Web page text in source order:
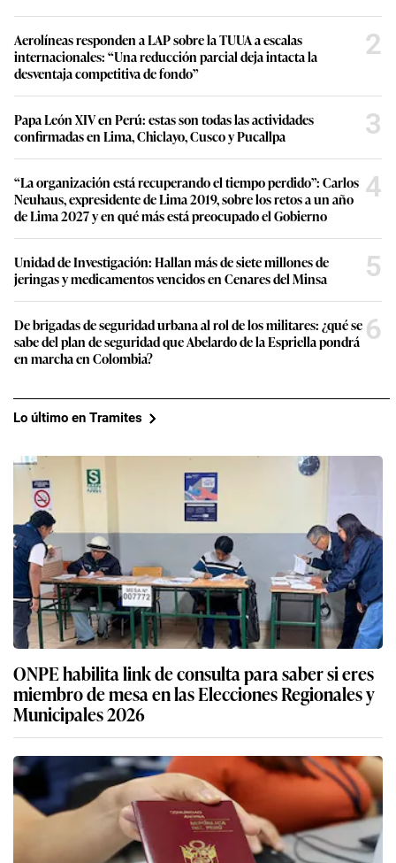
Aerolíneas responden a LAP sobre la TUUA a escalas
internacionales: “Una reducción parcial deja intacta la
desventaja competitiva de fondo”
2
Papa León XIV en Perú: estas son todas las actividades
confirmadas en Lima, Chiclayo, Cusco y Pucallpa
3
“La organización está recuperando el tiempo perdido”: Carlos
Neuhaus, expresidente de Lima 2019, sobre los retos a un año
de Lima 2027 y en qué más está preocupado el Gobierno
4
Unidad de Investigación: Hallan más de siete millones de
jeringas y medicamentos vencidos en Cenares del Minsa
5
De brigadas de seguridad urbana al rol de los militares: ¿qué se
sabe del plan de seguridad que Abelardo de la Espriella pondrá
en marcha en Colombia?
6
Lo último en Tramites
ONPE habilita link de consulta para saber si eres
miembro de mesa en las Elecciones Regionales y
Municipales 2026